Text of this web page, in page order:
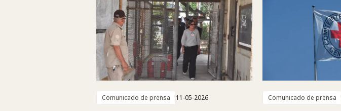
Comunicado de prensa 11-05-2026 Comunicado de prensa